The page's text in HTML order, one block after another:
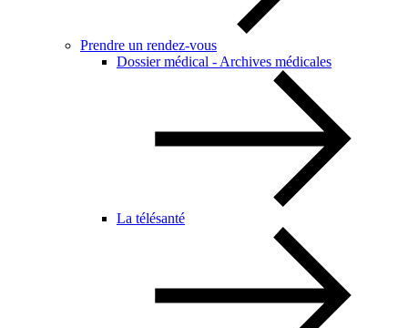
Prendre un rendez-vous
Dossier médical - Archives médicales
La télésanté